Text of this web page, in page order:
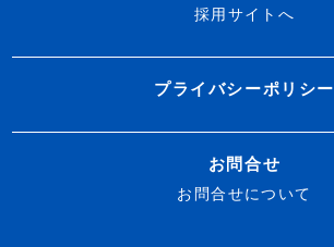
採用サイトへ
プライバシーポリシー
お問合せ
お問合せについて